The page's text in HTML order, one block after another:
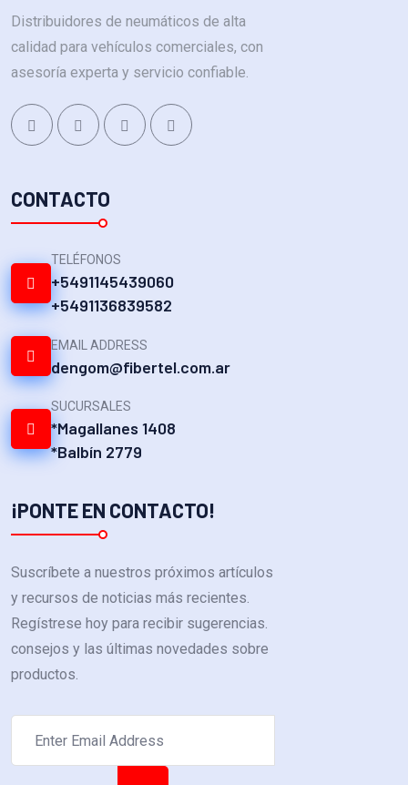
Distribuidores de neumáticos de alta
calidad para vehículos comerciales, con
asesoría experta y servicio confiable.
CONTACTO
TELÉFONOS
+5491145439060
+5491136839582
EMAIL ADDRESS
dengom@fibertel.com.ar
SUCURSALES
*Magallanes 1408
*Balbín 2779
¡PONTE EN CONTACTO!
Suscríbete a nuestros próximos artículos
y recursos de noticias más recientes.
Regístrese hoy para recibir sugerencias.
consejos y las últimas novedades sobre
productos.